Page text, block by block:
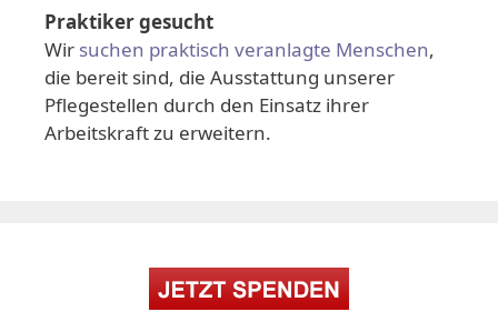
Praktiker gesucht
Wir suchen praktisch veranlagte Menschen,
die bereit sind, die Ausstattung unserer
Pflegestellen durch den Einsatz ihrer
Arbeitskraft zu erweitern.